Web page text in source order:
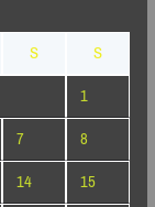
S
S
1
7
8
14
15